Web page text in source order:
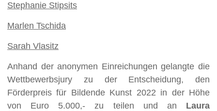
Stephanie Stipsits
Marlen Tschida
Sarah Vlasitz
Anhand der anonymen Einreichungen gelangte die
Wettbewerbsjury zu der Entscheidung, den
Förderpreis für Bildende Kunst 2022 in der Höhe
von Euro 5.000,- zu teilen und an Laura